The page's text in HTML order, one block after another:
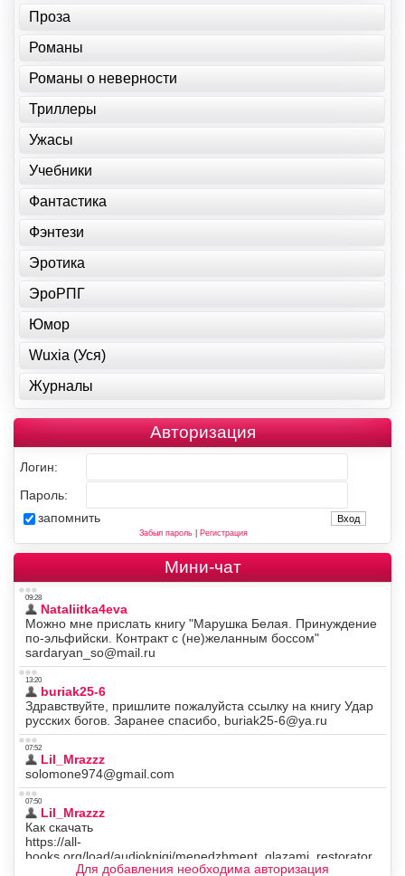
Проза
Романы
Романы о неверности
Триллеры
Ужасы
Учебники
Фантастика
Фэнтези
Эротика
ЭроРПГ
Юмор
Wuxia (Уся)
Журналы
Авторизация
Логин:
Пароль:
запомнить
Забыл пароль| Регистрация
Мини-чат
Для добавления необходима авторизация